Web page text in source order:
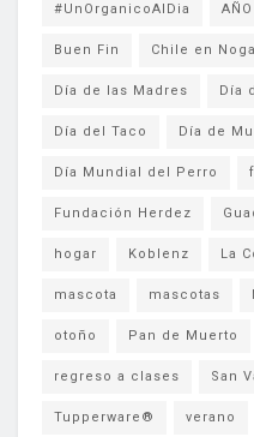
#UnOrganicoAlDia
Buen Fin Chile en
Día de las Madres Día
Día del Taco Día de
Día Mundial del Perro
Fundación Herdez
hogar Koblenz La
mascota mascotas
otoño Pan de Muerto
regreso a clases San
Tupperware® verano